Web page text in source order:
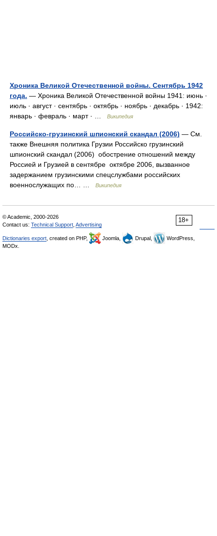
Хроника Великой Отечественной войны. Сентябрь 1942
года. — Хроника Великой Отечественной войны 1941: июнь ·
июль · август · сентябрь · октябрь · ноябрь · декабрь · 1942:
январь · февраль · март · …
Википедия
Российско-грузинский шпионский скандал (2006) — См.
также Внешняя политика Грузии Российско грузинский
шпионский скандал (2006) обострение отношений между
Россией и Грузией в сентябре октябре 2006, вызванное
задержанием грузинскими спецслужбами российских
военнослужащих по… …
Википедия
18+
© Academic, 2000-2026
Contact us: Technical Support Advertising
Dictionaries export , created on PHP, Joomla, Drupal,
WordPress,
MODx.